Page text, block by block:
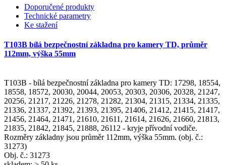
Doporučené produkty
Technické parametry
Ke stažení
T103B bílá bezpečnostní základna pro kamery TD, průměr
112mm, výška 55mm
T103B - bílá bezpečnostní základna pro kamery TD: 17298, 18554,
18558, 18572, 20030, 20044, 20053, 20303, 20306, 20328, 21247,
20256, 21217, 21226, 21278, 21282, 21304, 21315, 21334, 21335,
21336, 21337, 21392, 21393, 21395, 21406, 21412, 21415, 21417,
21456, 21464, 21471, 21610, 21611, 21614, 21626, 21660, 21813,
21835, 21842, 21845, 21888, 26112 - kryje přívodní vodiče.
Rozměry základny jsou průměr 112mm, výška 55mm. (obj. č.:
31273)
Obj. č.: 31273